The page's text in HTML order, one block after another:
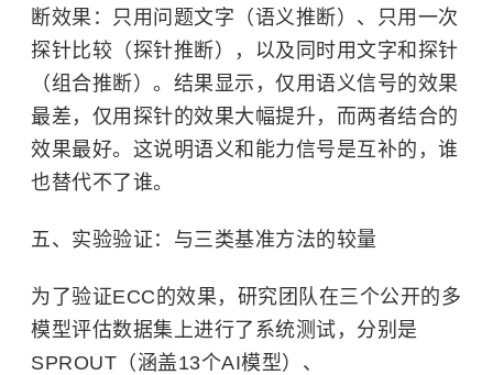
断效果：只用问题文字（语义推断）、只用一次
探针比较（探针推断），以及同时用文字和探针
（组合推断）。结果显示，仅用语义信号的效果
最差，仅用探针的效果大幅提升，而两者结合的
效果最好。这说明语义和能力信号是互补的，谁
也替代不了谁。
五、实验验证：与三类基准方法的较量
为了验证ECC的效果，研究团队在三个公开的多
模型评估数据集上进行了系统测试，分别是
SPROUT（涵盖13个AI模型）、